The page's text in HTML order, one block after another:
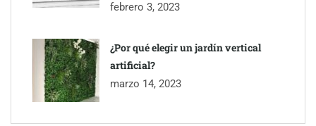
febrero 3, 2023
¿Por qué elegir un jardín vertical
artificial?
marzo 14, 2023